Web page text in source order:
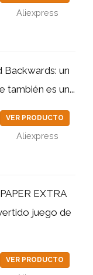
Aliexpress
un
también es un...
VER PRODUCTO
Aliexpress
EXTRA
juego de
VER PRODUCTO